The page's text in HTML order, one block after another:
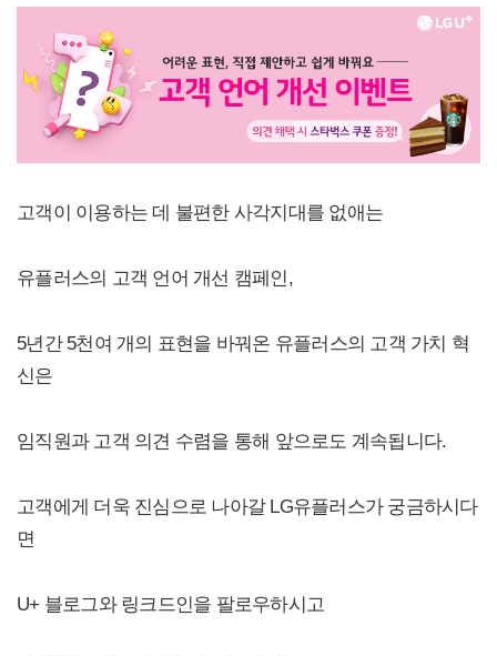
고객이 이용하는 데 불편한 사각지대를 없애는
유플러스의 고객 언어 개선 캠페인,
5년간 5천여 개의 표현을 바꿔온 유플러스의 고객 가치 혁
신은
임직원과 고객 의견 수렴을 통해 앞으로도 계속됩니다.
고객에게 더욱 진심으로 나아갈 LG유플러스가 궁금하시다
면
U+ 블로그와 링크드인을 팔로우하시고